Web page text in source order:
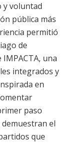
y voluntad
pública más
permitió
de
una
integrados y
en
paso
demuestran el
que